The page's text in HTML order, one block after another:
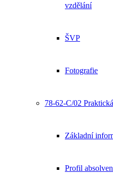
vzdělání
ŠVP
Fotografie
78-62-C/02
Základní
Profil